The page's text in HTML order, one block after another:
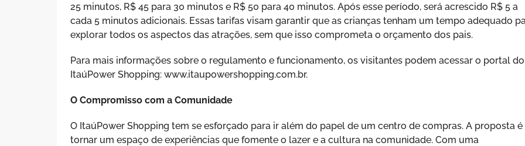
25 minutos, R$ 45 para 30 minutos e R$ 50 para 40 minutos. Após esse período, será acrescido R$ 5 a
cada 5 minutos adicionais. Essas tarifas visam garantir que as crianças tenham um tempo adequado
explorar todos os aspectos das atrações, sem que isso comprometa o orçamento dos pais.
Para mais informações sobre o regulamento e funcionamento, os visitantes podem acessar o portal do
ItaúPower Shopping: www.itaupowershopping.com.br.
O Compromisso com a Comunidade
O ItaúPower Shopping tem se esforçado para ir além do papel de um centro de compras. A proposta é
tornar um espaço de experiências que fomente o lazer e a cultura na comunidade. Com uma